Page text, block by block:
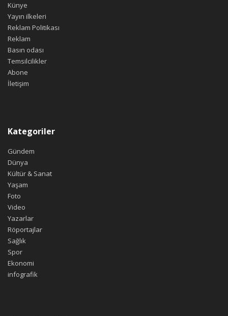
Künye
Yayın ilkeleri
Reklam Politikası
Reklam
Basın odası
Temsilcilikler
Abone
İletişim
Kategoriler
Gündem
Dünya
Kültür & Sanat
Yaşam
Foto
Video
Yazarlar
Röportajlar
Sağlık
Spor
Ekonomi
infografik